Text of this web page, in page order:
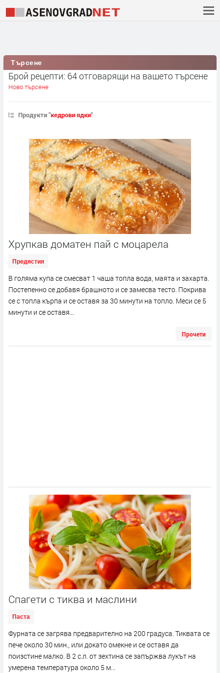
Търсене
Брой рецепти: 64 отговарящи на вашето търсене
Ново търсене
Продукти "кедрови ядки"
Хрупкав доматен пай с моцарела
Предястия
В голяма купа се смесват 1 чаша топла вода, маята и захарта.
Постепенно се добавя брашното и се замесва тесто. Покрива
се с топла кърпа и се оставя за 30 минути на топло. Меси се 5
минути и се оставя...
Прочети
Спагети с тиква и маслини
Паста
Фурната се загрява предварително на 200 градуса. Тиквата се
пече около 30 мин., или докато омекне и се оставя да
поизстине малко. В 2 с.л. от зехтина се запържва лукът на
умерена температура около 5 м...